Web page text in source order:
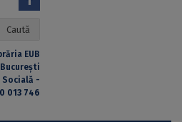
Caută
EUB
-
013 746